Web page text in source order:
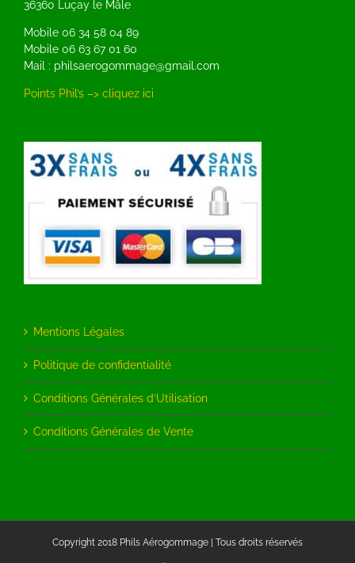
36360 Luçay le Mâle
Mobile 06 34 58 04 89
Mobile 06 63 67 01 60
Mail : philsaerogommage@gmail.com
Points Phil’s –> cliquez ici
Mentions Légales
Politique de confidentialité
Conditions Générales d’Utilisation
Conditions Générales de Vente
Copyright 2018 Phils Aérogommage | Tous droits réservés